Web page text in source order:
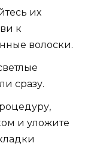
их
к
волоски.
сразу.
и уложите